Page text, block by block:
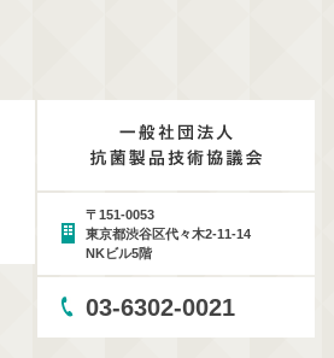
〒151-0053
東京都渋谷区代々木2-11-14
NKビル5階
03-6302-0021